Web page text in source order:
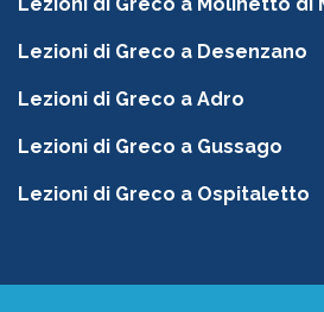
Lezioni di Greco a Desenzano
Lezioni di Greco a Adro
Lezioni di Greco a Gussago
Lezioni di Greco a Ospitaletto